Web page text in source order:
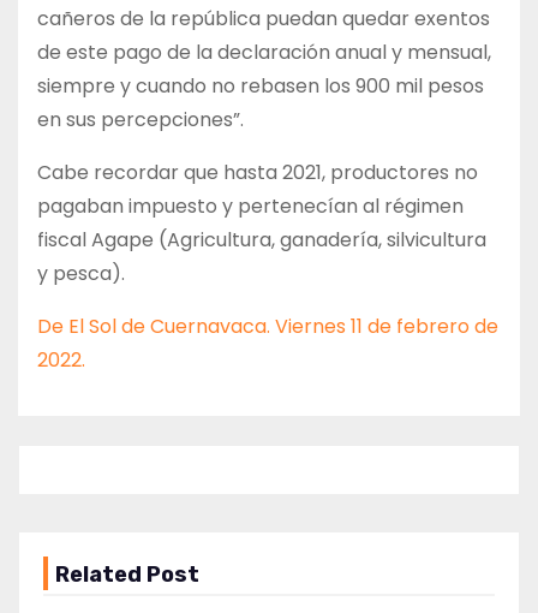
cañeros de la república puedan quedar exentos
de este pago de la declaración anual y mensual,
siempre y cuando no rebasen los 900 mil pesos
en sus percepciones”.
Cabe recordar que hasta 2021, productores no
pagaban impuesto y pertenecían al régimen
fiscal Agape (Agricultura, ganadería, silvicultura
y pesca).
De El Sol de Cuernavaca. Viernes 11 de febrero de
2022.
Related Post